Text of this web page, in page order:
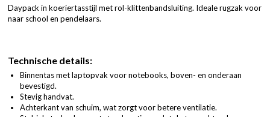
Daypack in koeriertasstijl met rol-klittenbandsluiting. Ideale rugzak voor
naar school en pendelaars.
Technische details:
Binnentas met laptopvak voor notebooks, boven- en onderaan
bevestigd.
Stevig handvat.
Achterkant van schuim, wat zorgt voor betere ventilatie.